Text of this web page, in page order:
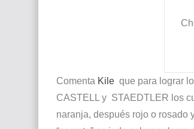
Comenta Kile que para lograr
CASTELL y STAEDTLER los
naranja, después rojo o rosado